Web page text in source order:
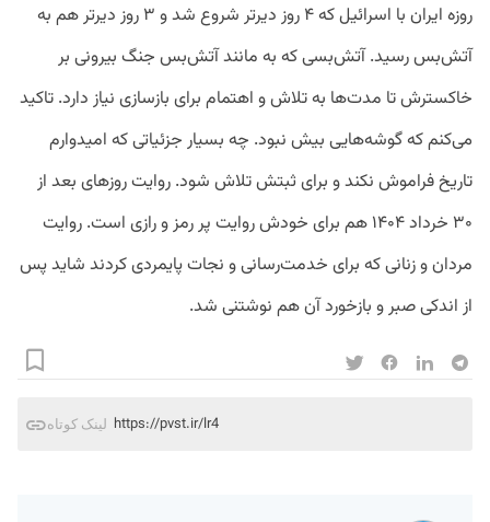
روزه ایران با اسرائیل که ۴ روز دیرتر شروع شد و ۳ روز دیرتر هم به
آتش‌بس رسید. آتش‌بسی که به مانند آتش‌بس جنگ بیرونی بر
خاکسترش تا مدت‌ها به تلاش و اهتمام برای بازسازی نیاز دارد. تاکید
می‌کنم که گوشه‌هایی بیش نبود. چه بسیار جزئیاتی که امیدوارم
تاریخ فراموش نکند و برای ثبتش تلاش شود. روایت روزهای بعد از
۳۰ خرداد ۱۴۰۴ هم برای خودش روایت پر رمز و رازی است. روایت
مردان و زنانی که برای خدمت‌رسانی و نجات پایمردی کردند شاید پس
از اندکی صبر و بازخورد آن هم نوشتنی شد.
لینک کوتاه https://pvst.ir/lr4